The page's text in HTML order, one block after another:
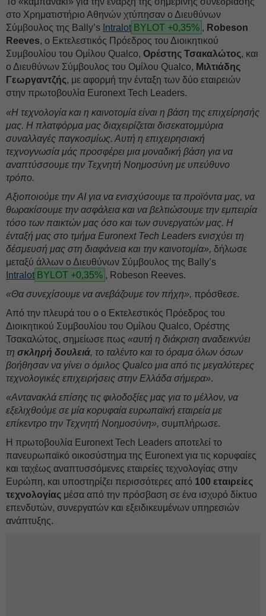
στο Χρηματιστήριο Αθηνών χτύπησαν ο Διευθύνων
Σύμβουλος της Bally’s Intralot BYLOT +0,35% , Robeson
Reeves, ο Εκτελεστικός Πρόεδρος του Διοικητικού
Συμβουλίου του Ομίλου Qualco, Ορέστης Τσακαλώτος, και
ο Διευθύνων Σύμβουλος του Ομίλου Qualco, Μιλτιάδης
Γεωργαντζής, με αφορμή την ένταξη των δύο εταιρειών
στην πρωτοβουλία Euronext Tech Leaders.
«Η τεχνολογία και η καινοτομία είναι η βάση της επιχείρησής
μας. Η πλατφόρμα μας διαχειρίζεται δισεκατομμύρια
συναλλαγές παγκοσμίως. Αυτή η επιχειρησιακή
τεχνογνωσία μάς προσφέρει μια μοναδική βάση για να
αναπτύσσουμε την Τεχνητή Νοημοσύνη με υπεύθυνο
τρόπο.
Αξιοποιούμε την AI για να ενισχύσουμε τα προϊόντα μας, να
θωρακίσουμε την ασφάλεια και να βελτιώσουμε την εμπειρία
τόσο των παικτών μας όσο και των συνεργατών μας. Η
ένταξή μας στο τμήμα Euronext Tech Leaders ενισχύει τη
δέσμευσή μας στη διαφάνεια και την καινοτομία», δήλωσε
μεταξύ άλλων ο Διευθύνων Σύμβουλος της Bally’s
Intralot BYLOT +0,35% , Robeson Reeves.
«Θα συνεχίσουμε να ανεβάζουμε τον πήχη», πρόσθεσε.
Από την πλευρά του ο ο Εκτελεστικός Πρόεδρος του
Διοικητικού Συμβουλίου του Ομίλου Qualco, Ορέστης
Τσακαλώτος, σημείωσε πως «αυτή η διάκριση αναδεικνύει
τη σκληρή δουλειά, το ταλέντο και το όραμα όλων όσων
βοήθησαν να γίνει ο όμιλος Qualco μια από τις μεγαλύτερες
τεχνολογικές επιχειρήσεις στην Ελλάδα σήμερα».
«Αντανακλά επίσης τις φιλοδοξίες μας για το μέλλον, να
εξελιχθούμε σε μία κορυφαία ευρωπαϊκή εταιρεία με
επίκεντρο την Τεχνητή Νοημοσύνη», συμπλήρωσε.
Η πρωτοβουλία Euronext Tech Leaders αποτελεί το
πανευρωπαϊκό οικοσύστημα της Euronext για τις κορυφαίες
και ταχέως αναπτυσσόμενες εταιρείες τεχνολογίας στην
Ευρώπη, και υποστηρίζει περισσότερες από 100 εταιρείες
τεχνολογίας μέσα από την πρόσβαση σε ένα ισχυρό δίκτυο
επενδυτών, συνεργατών και εξειδικευμένων υπηρεσιών
ανάπτυξης.